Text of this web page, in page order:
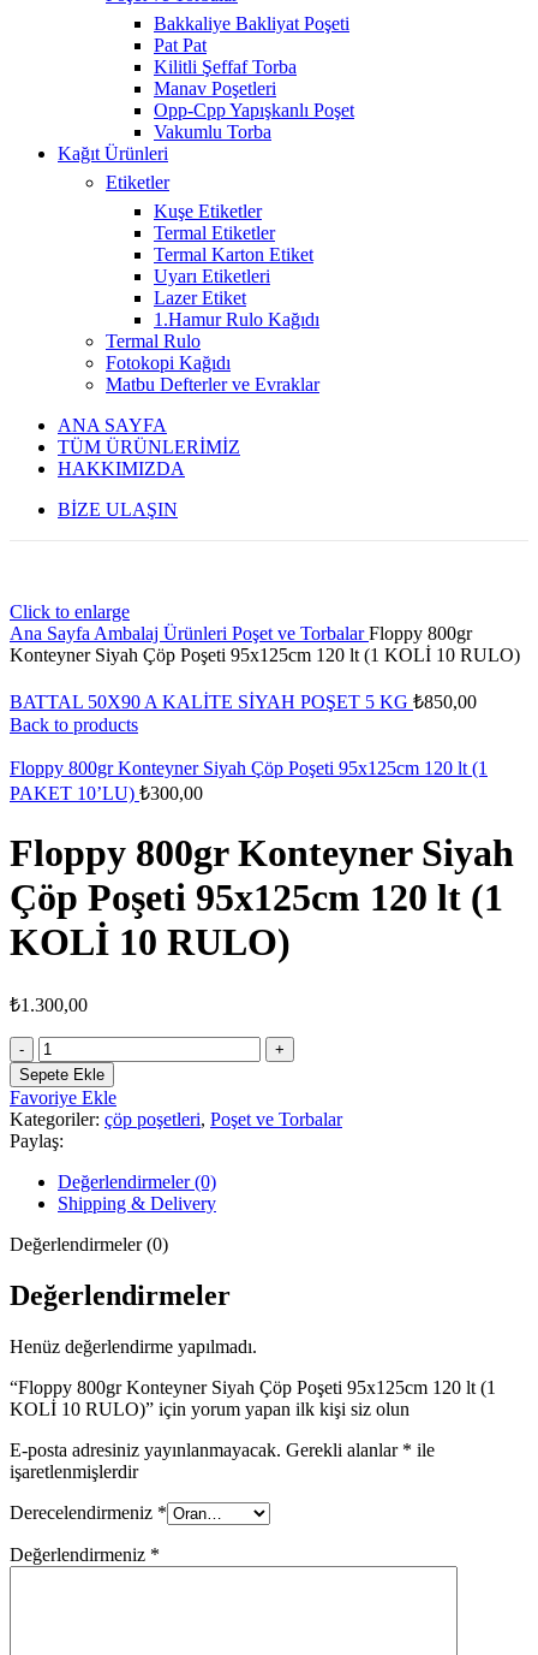
Bakkaliye Bakliyat Poşeti
Pat Pat
Kilitli Şeffaf Torba
Manav Poşetleri
Opp-Cpp Yapışkanlı Poşet
Vakumlu Torba
Kağıt Ürünleri
Etiketler
Kuşe Etiketler
Termal Etiketler
Termal Karton Etiket
Uyarı Etiketleri
Lazer Etiket
1.Hamur Rulo Kağıdı
Termal Rulo
Fotokopi Kağıdı
Matbu Defterler ve Evraklar
ANA SAYFA
TÜM ÜRÜNLERİMİZ
HAKKIMIZDA
BİZE ULAŞIN
Click to enlarge
Ana Sayfa Ambalaj Ürünleri Poşet ve TorbalarFloppy 800gr
Konteyner Siyah Çöp Poşeti 95x125cm 120 lt (1 KOLİ 10 RULO)
BATTAL 50X90 A KALİTE SİYAH POŞET 5 KG ₺850,00
Back to products
Floppy 800gr Konteyner Siyah Çöp Poşeti 95x125cm 120 lt (1
PAKET 10’LU) ₺300,00
Floppy 800gr Konteyner Siyah
Çöp Poşeti 95x125cm 120 lt (1
KOLİ 10 RULO)
₺1.300,00
Floppy
800gr
Konteyner
Siyah
Çöp
Poşeti
95x125cm
120
(1
10
RULO)
Sepete Ekle
Favoriye Ekle
Kategoriler: çöp poşetleri, Poşet ve Torbalar
Paylaş:
Değerlendirmeler (0)
Shipping & Delivery
Değerlendirmeler (0)
Değerlendirmeler
Henüz değerlendirme yapılmadı.
“Floppy 800gr Konteyner Siyah Çöp Poşeti 95x125cm 120 lt (1
KOLİ 10 RULO)” için yorum yapan ilk kişi siz olun
E-posta adresiniz yayınlanmayacak. Gerekli alanlar * ile
işaretlenmişlerdir
Derecelendirmeniz *
Değerlendirmeniz *